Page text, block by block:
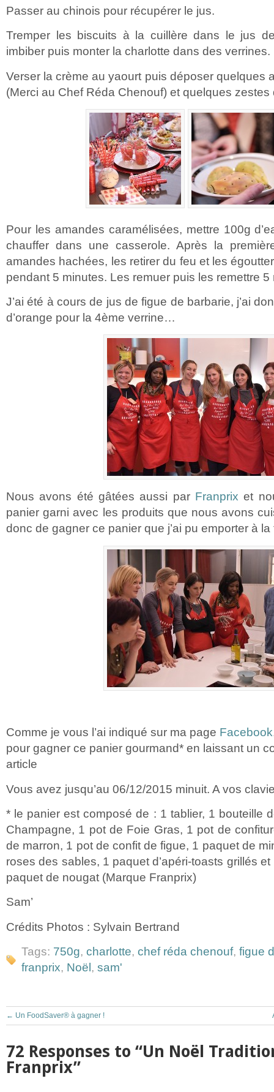
Passer au chinois pour récupérer le jus.
Tremper les biscuits à la cuillère dans le jus
imbiber puis monter la charlotte dans des verrines.
Verser la crème au yaourt puis déposer quelques
(Merci au Chef Réda Chenouf) et quelques zestes
Pour les amandes caramélisées, mettre 100g
chauffer dans une casserole. Après la
amandes hachées, les retirer du feu et les
pendant 5 minutes. Les remuer puis les remettre 5
J’ai été à cours de jus de figue de barbarie, j’ai
d’orange pour la 4ème verrine…
Nous avons été gâtées aussi par Franprix et
panier garni avec les produits que nous avons
donc de gagner ce panier que j’ai pu emporter à
Comme je vous l’ai indiqué sur ma page Facebook
pour gagner ce panier gourmand* en laissant un
article
Vous avez jusqu’au 06/12/2015 minuit. A vos
* le panier est composé de : 1 tablier, 1 bouteille
Champagne, 1 pot de Foie Gras, 1 pot de
de marron, 1 pot de confit de figue, 1 paquet de
roses des sables, 1 paquet d’apéri-toasts grillés et
paquet de nougat (Marque Franprix)
Sam’
Crédits Photos : Sylvain Bertrand
Tags: 750g, charlotte, chef réda chenouf, figue
franprix, Noël , sam'
← Un FoodSaver® à gagner !
72 Responses to “Un Noël
Franprix”